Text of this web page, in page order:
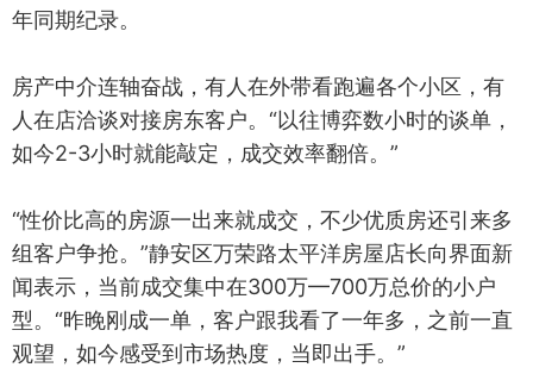
年同期纪录。
房产中介连轴奋战，有人在外带看跑遍各个小区，有
人在店洽谈对接房东客户。“以往博弈数小时的谈单，
如今2-3小时就能敲定，成交效率翻倍。”
“性价比高的房源一出来就成交，不少优质房还引来多
组客户争抢。”静安区万荣路太平洋房屋店长向界面新
闻表示，当前成交集中在300万—700万总价的小户
型。“昨晚刚成一单，客户跟我看了一年多，之前一直
观望，如今感受到市场热度，当即出手。”